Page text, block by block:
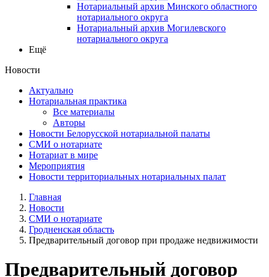
Нотариальный архив Минского областного
нотариального округа
Нотариальный архив Могилевского
нотариального округа
Ещё
Новости
Актуально
Нотариальная практика
Все материалы
Авторы
Новости Белорусской нотариальной палаты
СМИ о нотариате
Нотариат в мире
Мероприятия
Новости территориальных нотариальных палат
Главная
Новости
СМИ о нотариате
Гродненская область
Предварительный договор при продаже недвижимости
Предварительный договор